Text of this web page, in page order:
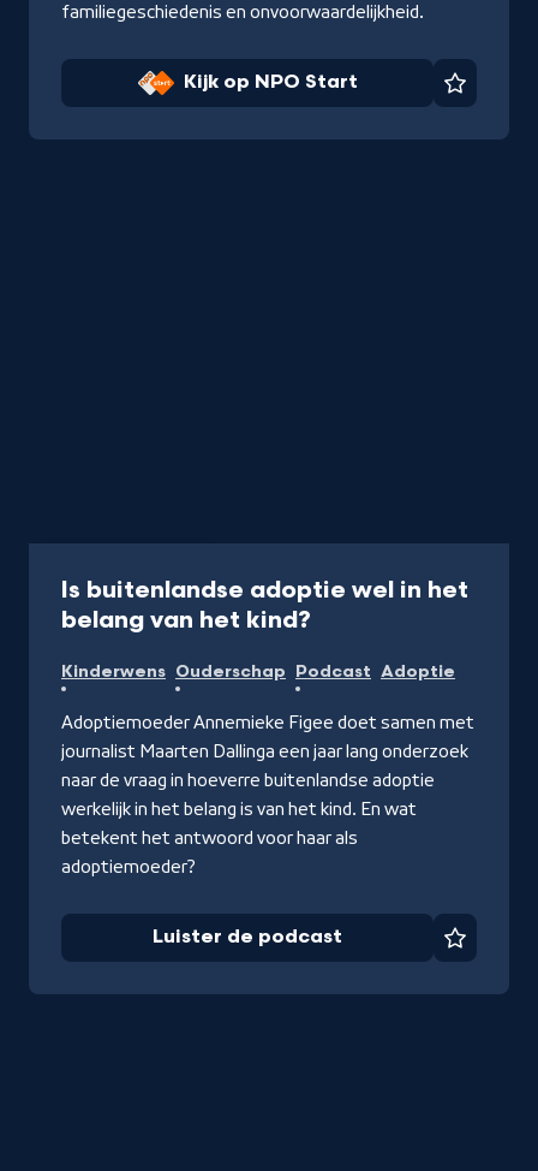
familiegeschiedenis en onvoorwaardelijkheid.
Kijk op NPO Start
Is buitenlandse adoptie wel in het
belang van het kind?
de
podcast
Kinderwens Ouderschap Podcast Adoptie
Adoptiemoeder Annemieke Figee doet samen met
journalist Maarten Dallinga een jaar lang onderzoek
naar de vraag in hoeverre buitenlandse adoptie
werkelijk in het belang is van het kind. En wat
betekent het antwoord voor haar als
adoptiemoeder?
Luister de podcast